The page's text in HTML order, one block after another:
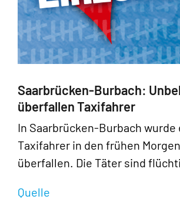
Saarbrücken-Burbach:
überfallen Taxifahrer
In Saarbrücken-Burbach wurde
Taxifahrer in den frühen
überfallen. Die Täter sind
Quelle